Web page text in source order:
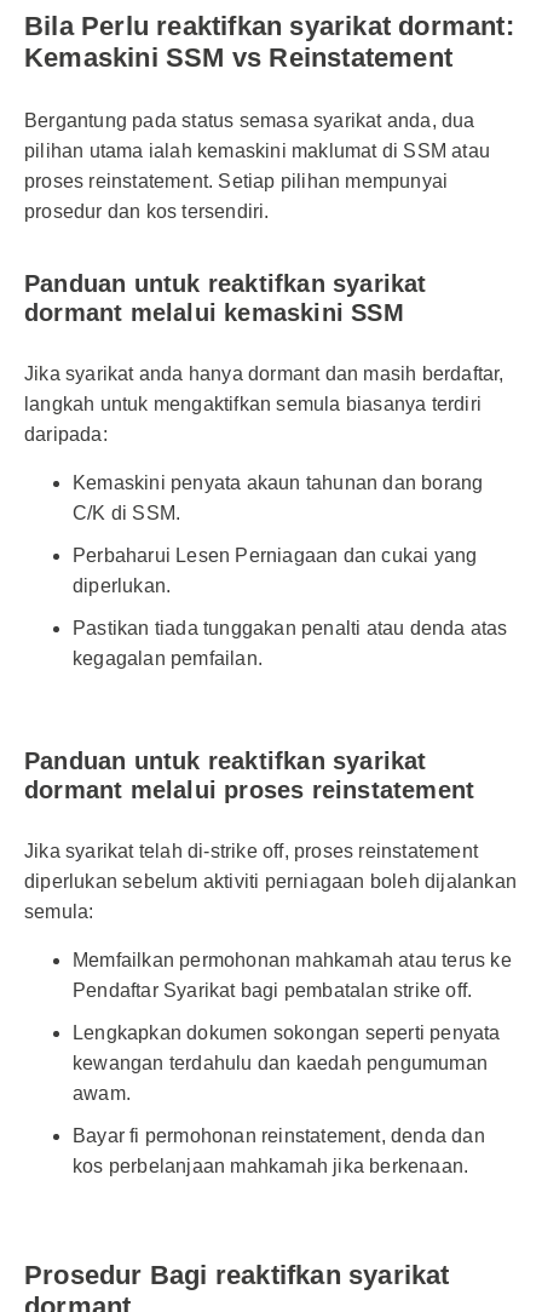
Bila Perlu reaktifkan syarikat dormant:
Kemaskini SSM vs Reinstatement
Bergantung pada status semasa syarikat anda, dua
pilihan utama ialah kemaskini maklumat di SSM atau
proses reinstatement. Setiap pilihan mempunyai
prosedur dan kos tersendiri.
Panduan untuk reaktifkan syarikat
dormant melalui kemaskini SSM
Jika syarikat anda hanya dormant dan masih berdaftar,
langkah untuk mengaktifkan semula biasanya terdiri
daripada:
Kemaskini penyata akaun tahunan dan borang
C/K di SSM.
Perbaharui Lesen Perniagaan dan cukai yang
diperlukan.
Pastikan tiada tunggakan penalti atau denda atas
kegagalan pemfailan.
Panduan untuk reaktifkan syarikat
dormant melalui proses reinstatement
Jika syarikat telah di-strike off, proses reinstatement
diperlukan sebelum aktiviti perniagaan boleh dijalankan
semula:
Memfailkan permohonan mahkamah atau terus ke
Pendaftar Syarikat bagi pembatalan strike off.
Lengkapkan dokumen sokongan seperti penyata
kewangan terdahulu dan kaedah pengumuman
awam.
Bayar fi permohonan reinstatement, denda dan
kos perbelanjaan mahkamah jika berkenaan.
Prosedur Bagi reaktifkan syarikat